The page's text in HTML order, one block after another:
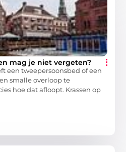
mag je niet vergeten?
een tweepersoonsbed of een
smalle overloop te
hoe dat afloopt. Krassen op